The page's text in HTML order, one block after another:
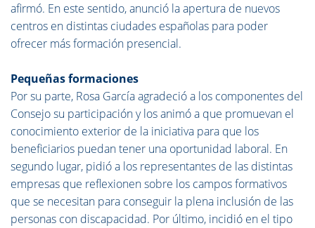
afirmó. En este sentido, anunció la apertura de nuevos
centros en distintas ciudades españolas para poder
ofrecer más formación presencial.
Pequeñas formaciones
Por su parte, Rosa García agradeció a los componentes del
Consejo su participación y los animó a que promuevan el
conocimiento exterior de la iniciativa para que los
beneficiarios puedan tener una oportunidad laboral. En
segundo lugar, pidió a los representantes de las distintas
empresas que reflexionen sobre los campos formativos
que se necesitan para conseguir la plena inclusión de las
personas con discapacidad. Por último, incidió en el tipo